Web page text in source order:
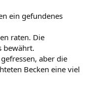
ein gefundenes
raten. Die
bewährt.
aber die
Becken eine viel